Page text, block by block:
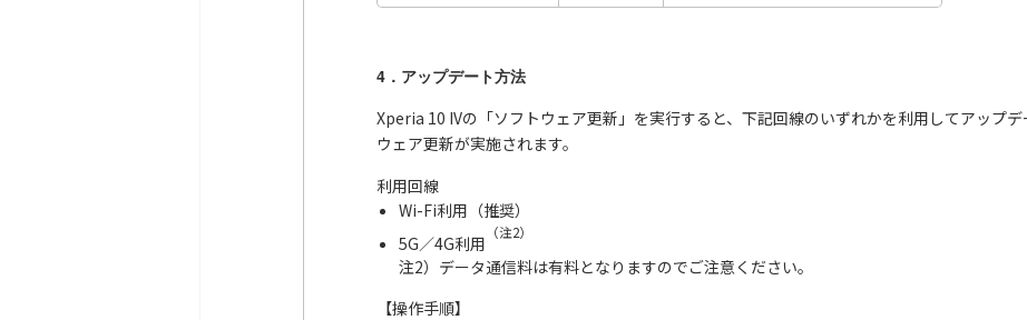
4．アップデート方法
Xperia 10 IVの「ソフトウェア更新」を実行すると、下記回線のいずれかを利用してアップ
ウェア更新が実施されます。
利用回線
Wi-Fi利用（推奨）
5G／4G利用
（注2）
注2）データ通信料は有料となりますのでご注意ください。
【操作手順】